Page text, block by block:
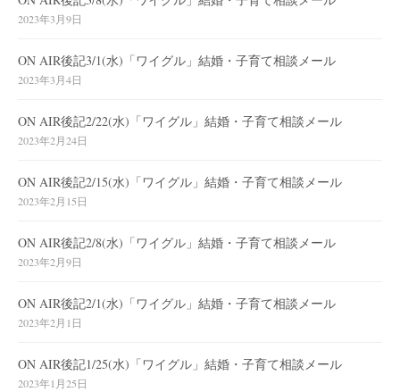
2023年3月9日
ON AIR後記3/1(水)「ワイグル」結婚・子育て相談メール
2023年3月4日
ON AIR後記2/22(水)「ワイグル」結婚・子育て相談メール
2023年2月24日
ON AIR後記2/15(水)「ワイグル」結婚・子育て相談メール
2023年2月15日
ON AIR後記2/8(水)「ワイグル」結婚・子育て相談メール
2023年2月9日
ON AIR後記2/1(水)「ワイグル」結婚・子育て相談メール
2023年2月1日
ON AIR後記1/25(水)「ワイグル」結婚・子育て相談メール
2023年1月25日